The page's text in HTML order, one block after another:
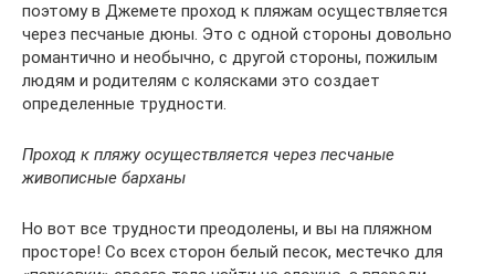
поэтому в Джемете проход к пляжам осуществляется
через песчаные дюны. Это с одной стороны довольно
романтично и необычно, с другой стороны, пожилым
людям и родителям с колясками это создает
определенные трудности.
Проход к пляжу осуществляется через песчаные
живописные барханы
Но вот все трудности преодолены, и вы на пляжном
просторе! Со всех сторон белый песок, местечко для